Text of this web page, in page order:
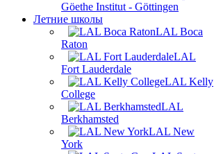
Göethe Institut - Göttingen
Летние школы
LAL Boca
Raton
LAL
Fort Lauderdale
LAL Kelly
College
LAL
Berkhamsted
LAL New
York